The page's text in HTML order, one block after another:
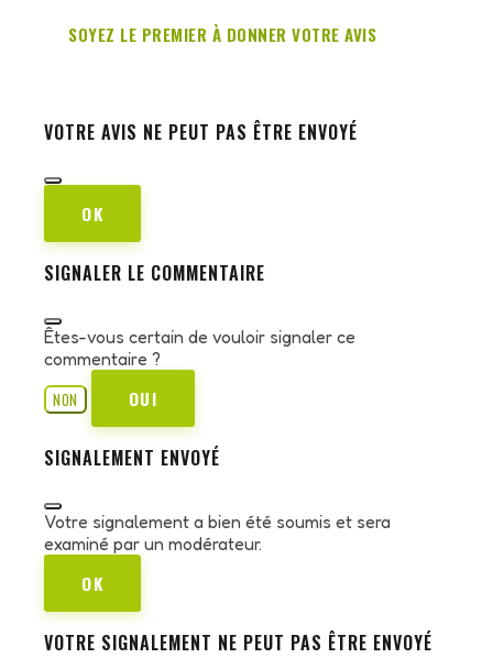
SOYEZ LE PREMIER À DONNER VOTRE AVIS
VOTRE AVIS NE PEUT PAS ÊTRE ENVOYÉ
OK
SIGNALER LE COMMENTAIRE
Êtes-vous certain de vouloir signaler ce
commentaire ?
NON
OUI
SIGNALEMENT ENVOYÉ
Votre signalement a bien été soumis et sera
examiné par un modérateur.
OK
VOTRE SIGNALEMENT NE PEUT PAS ÊTRE ENVOYÉ